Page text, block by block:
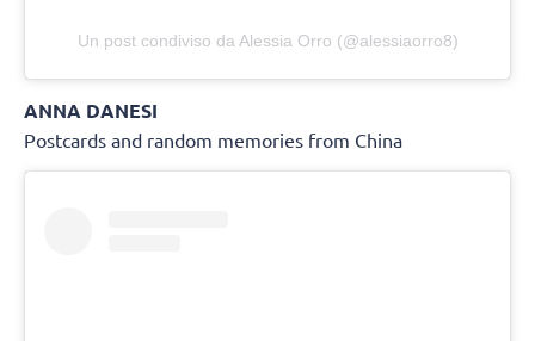
Un post condiviso da Alessia Orro (@alessiaorro8)
ANNA DANESI
Postcards and random memories from China